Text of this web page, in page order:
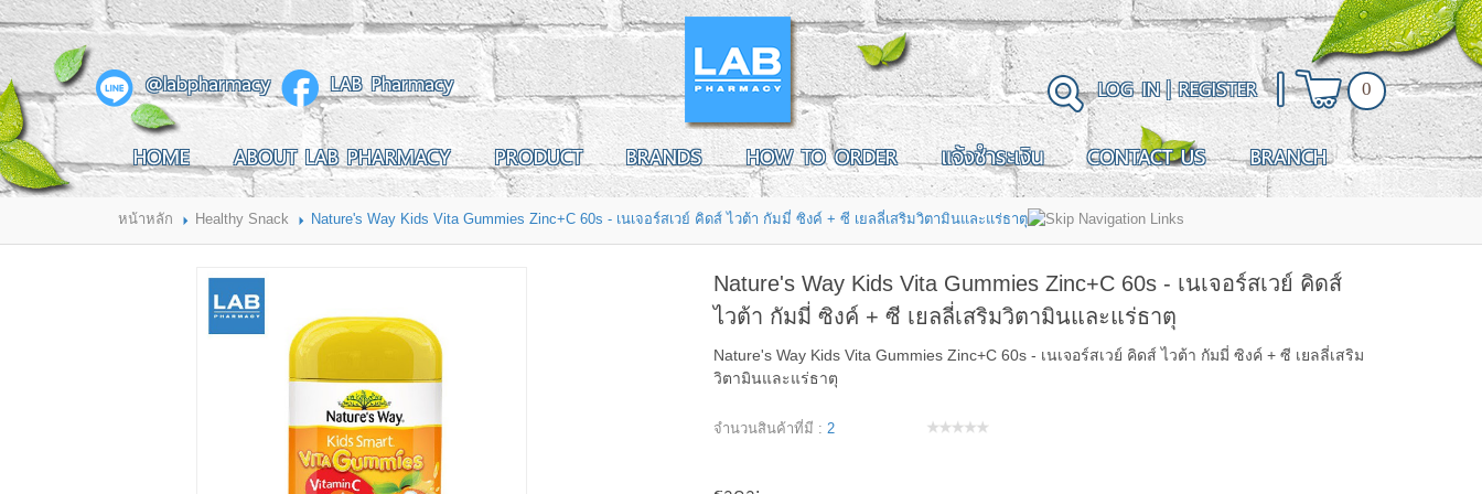
สินค้าที่สนใจ
HOME
ABOUT LAB PHARMACY
PRODUCT
BRANDS
HOW TO ORDER
แจ้งชำระเงิน
CONTACT US
BRANCH
@labpharmacy LAB Pharmacy 0
LOG IN|REGISTER
HOME ABOUT LAB PHARMACY PRODUCT BRANDS HOW TO ORDER แจ้งชำระเงิน CONTACT US BRANCH
หน้าหลัก Healthy Snack Nature's Way Kids Vita Gummies Zinc+C 60s - เนเจอร์สเวย์ คิดส์ ไวต้า กัมมี่ ซิงค์ + ซี เยลลี่เสริมวิตามินและแร่ธาตุ
Nature's Way Kids Vita Gummies Zinc+C 60s - เนเจอร์สเวย์ คิดส์
ไวต้า กัมมี่ ซิงค์ + ซี เยลลี่เสริมวิตามินและแร่ธาตุ
Nature's Way Kids Vita Gummies Zinc+C 60s - เนเจอร์สเวย์ คิดส์ ไวต้า กัมมี่ ซิงค์ + ซี เยลลี่เสริม
วิตามินและแร่ธาตุ
จำนวนสินค้าที่มี : 2